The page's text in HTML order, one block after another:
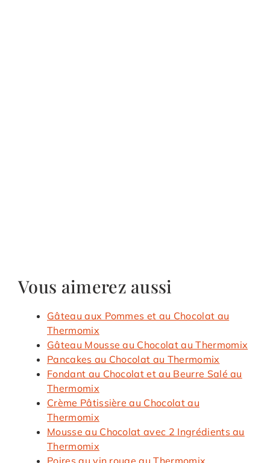
Vous aimerez aussi
Gâteau aux Pommes et au Chocolat au
Thermomix
Gâteau Mousse au Chocolat au Thermomix
Pancakes au Chocolat au Thermomix
Fondant au Chocolat et au Beurre Salé au
Thermomix
Crème Pâtissière au Chocolat au
Thermomix
Mousse au Chocolat avec 2 Ingrédients au
Thermomix